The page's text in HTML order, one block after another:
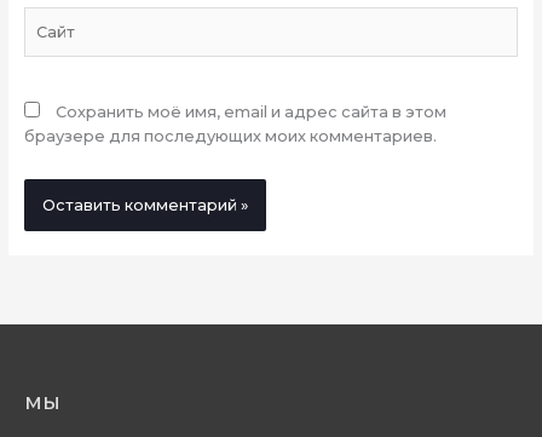
Сохранить моё имя, email и адрес сайта в этом
браузере для последующих моих комментариев.
мы